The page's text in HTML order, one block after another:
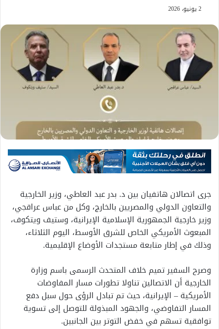
2 يونيو، 2026
جرى اتصالان هاتفيان بين د. بدر عبد العاطي، وزير الخارجية
والتعاون الدولي والمصريين بالخارج، وكل من عباس عراقجي،
وزير خارجية الجمهورية الإسلامية الإيرانية، وستيف ويتكوف،
المبعوث الأمريكي الخاص للشرق الأوسط، اليوم الثلاثاء،
وذلك في إطار متابعة مستجدات الأوضاع الإقليمية.
وصرح السفير تميم خلاف المتحدث الرسمى باسم وزارة
الخارجية أن الاتصالين تناولا تطورات مسار المفاوضات
الأمريكية – الإيرانية، حيث تم تبادل الرؤى حول سبل دفع
المسار التفاوضي، والجهود المبذولة للتوصل إلى تسوية
توافقية تسهم في خفض التوتر بين الجانبين.